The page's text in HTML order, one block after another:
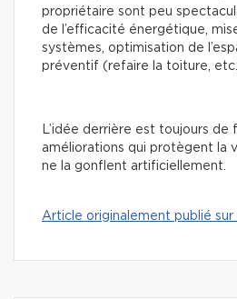
propriétaire sont peu
de l’efficacité énergétique,
systèmes, optimisation de
préventif (refaire la toiture,
L’idée derrière est toujours de
améliorations qui protègent la
ne la gonflent artificiellement.
Article originalement publié sur